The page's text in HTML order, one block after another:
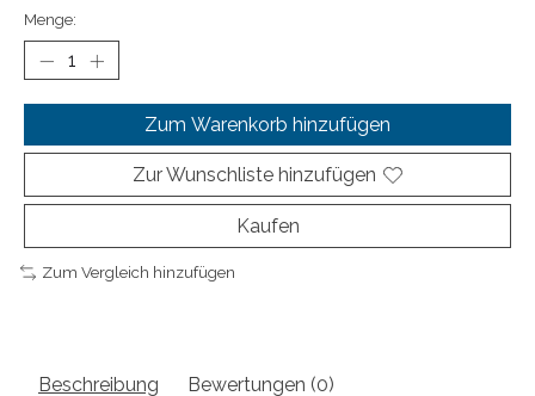
Menge:
Zum Warenkorb hinzufügen
Zur Wunschliste hinzufügen
Kaufen
Zum Vergleich hinzufügen
Beschreibung Bewertungen (0)